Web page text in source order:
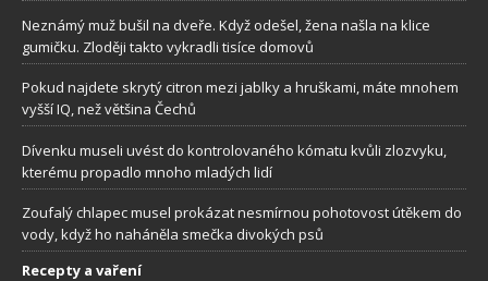
Neznámý muž bušil na dveře. Když odešel, žena našla na klice
gumičku. Zloději takto vykradli tisíce domovů
Pokud najdete skrytý citron mezi jablky a hruškami, máte mnohem
vyšší IQ, než většina Čechů
Dívenku museli uvést do kontrolovaného kómatu kvůli zlozvyku,
kterému propadlo mnoho mladých lidí
Zoufalý chlapec musel prokázat nesmírnou pohotovost útěkem do
vody, když ho naháněla smečka divokých psů
Recepty a vaření